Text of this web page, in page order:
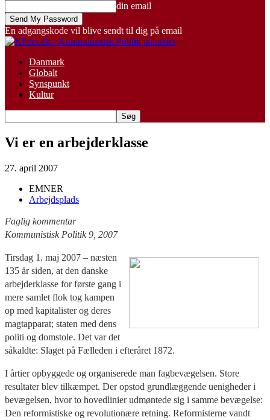
din email
En adgangskode vil blive sendt til dig på email
Danmark
Globalt
Synspunkt
Kultur
Vi er en arbejderklasse
27. april 2007
EMNER
Arbejdsplads
Faglig kommentar
Kommunistisk Politik 9, 2007
Tirsdag 1. maj 2007 – næsten
135 år siden, at den danske
arbejderklasse for første gang i
mere samlet flok tog kampen
op med kapitalister og deres
magtapparat; staten med dens
politi og domstole. Det var det
såkaldte: Slaget på Fælleden i efteråret 1872.
I årtier opbyggede og organiserede man fagbevægelsen. Store
resultater blev tilkæmpet. Der opstod grundlæggende uenigheder i
bevægelsen, hvor to hovedlinier udmøntede sig i samme bevægelse:
Den reformistiske og revolutionære retning. Reformisterne vandt